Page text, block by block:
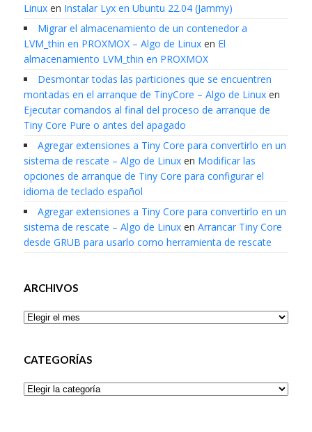
Linuxen Instalar Lyx en Ubuntu 22.04 (Jammy)
Migrar el almacenamiento de un contenedor a
LVM_thin en PROXMOX – Algo de Linuxen El
almacenamiento LVM_thin en PROXMOX
Desmontar todas las particiones que se encuentren
montadas en el arranque de TinyCore – Algo de Linuxen
Ejecutar comandos al final del proceso de arranque de
Tiny Core Pure o antes del apagado
Agregar extensiones a Tiny Core para convertirlo en un
sistema de rescate – Algo de Linuxen Modificar las
opciones de arranque de Tiny Core para configurar el
idioma de teclado español
Agregar extensiones a Tiny Core para convertirlo en un
sistema de rescate – Algo de Linuxen Arrancar Tiny Core
desde GRUB para usarlo como herramienta de rescate
ARCHIVOS
Archivos
CATEGORÍAS
Categorías